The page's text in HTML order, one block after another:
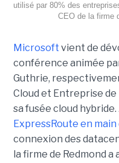
utilisé par 80% des
CEO de la firme
Microsoft vient de
conférence animée
Guthrie,
Cloud et Entreprise
sa fusée cloud
ExpressRoute en
connexion des
la firme de Redmond